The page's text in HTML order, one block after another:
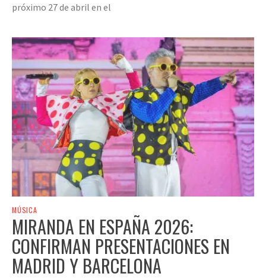
próximo 27 de abril en el
MÚSICA
MIRANDA EN ESPAÑA 2026:
CONFIRMAN PRESENTACIONES EN
MADRID Y BARCELONA